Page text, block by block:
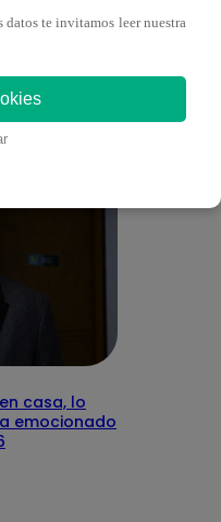
puede
casa, lo
emocionado
datos te invitamos leer nuestra